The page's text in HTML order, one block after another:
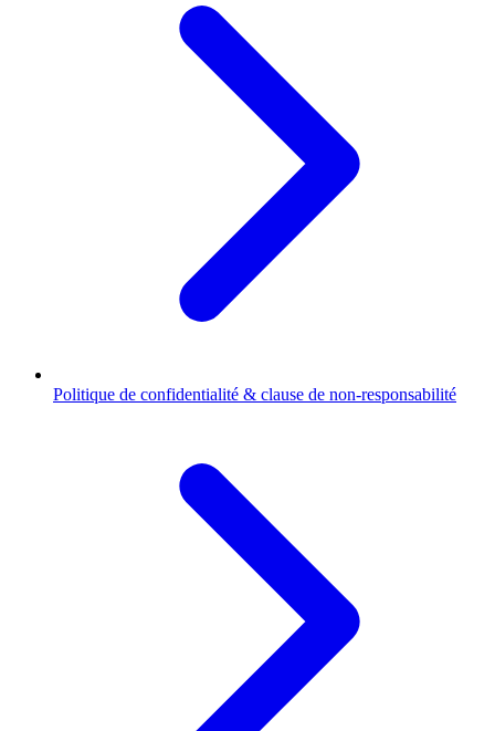
Politique de confidentialité & clause de non-responsabilité